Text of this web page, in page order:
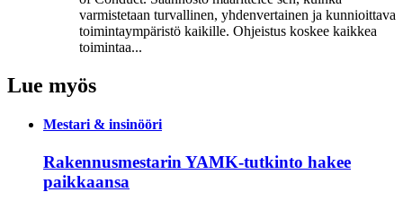
varmistetaan turvallinen, yhdenvertainen ja kun­nioittava
toimintaympäristö kaikille. Ohjeistus koskee kaikkea
toimintaa...
Lue myös
Mestari & insinööri
Rakennusmestarin YAMK-tutkinto hakee
paikkaansa